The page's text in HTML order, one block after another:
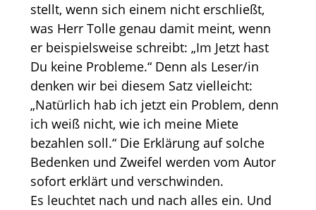
stellt, wenn sich einem nicht erschließt,
was Herr Tolle genau damit meint, wenn
er beispielsweise schreibt: „Im Jetzt hast
Du keine Probleme.“ Denn als Leser/in
denken wir bei diesem Satz vielleicht:
„Natürlich hab ich jetzt ein Problem, denn
ich weiß nicht, wie ich meine Miete
bezahlen soll.“ Die Erklärung auf solche
Bedenken und Zweifel werden vom Autor
sofort erklärt und verschwinden.
Es leuchtet nach und nach alles ein. Und